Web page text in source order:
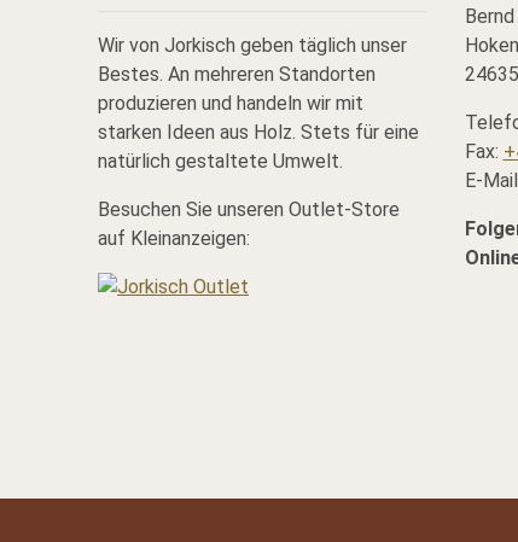
Wir von Jorkisch geben täglich unser
Bestes. An mehreren Standorten
produzieren und handeln wir mit
starken Ideen aus Holz. Stets für eine
natürlich gestaltete Umwelt.
Besuchen Sie unseren Outlet-Store
auf Kleinanzeigen:
Fax:
E-